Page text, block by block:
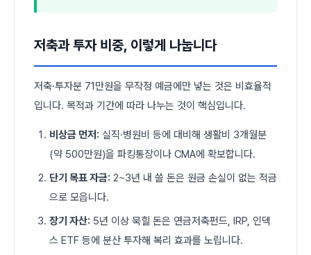
저축과 투자 비중, 이렇게 나눕니다
저축·투자분 71만원을 무작정 예금에만 넣는 것은 비효율적
입니다. 목적과 기간에 따라 나누는 것이 핵심입니다.
비상금 먼저: 실직·병원비 등에 대비해 생활비 3개월분
(약 500만원)을 파킹통장이나 CMA에 확보합니다.
단기 목표 자금: 2~3년 내 쓸 돈은 원금 손실이 없는 적금
으로 모읍니다.
장기 자산: 5년 이상 묵힐 돈은 연금저축펀드, IRP, 인덱
스 ETF 등에 분산 투자해 복리 효과를 노립니다.